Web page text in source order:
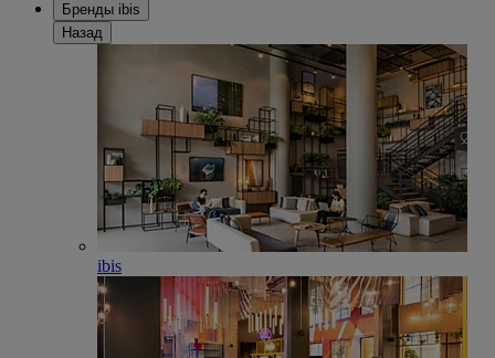
Бренды ibis
Назад
ibis